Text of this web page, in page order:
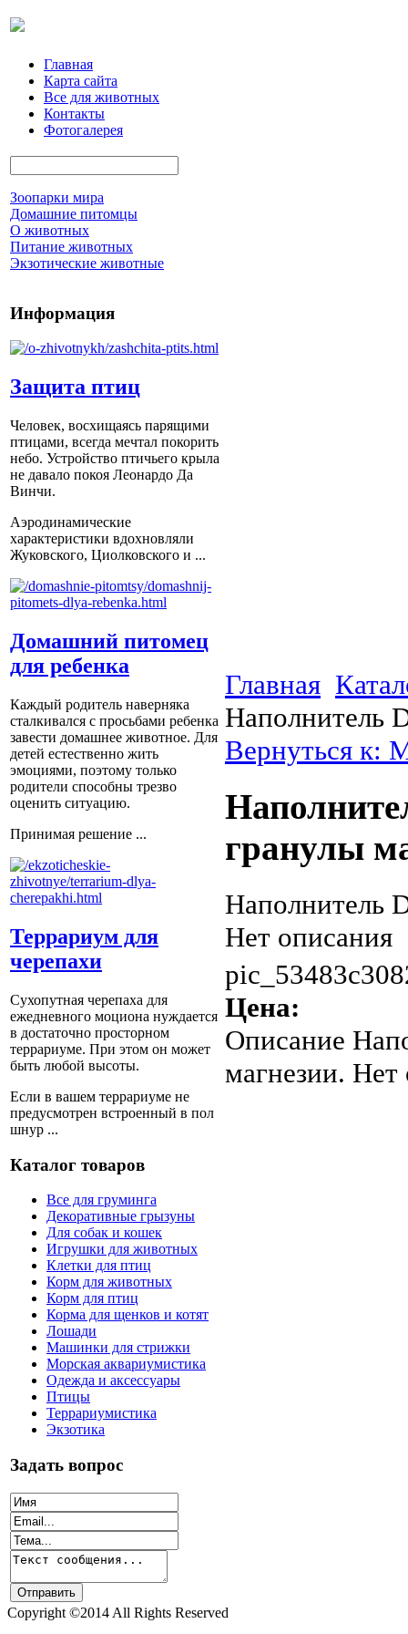
Главная
Карта сайта
Все для животных
Контакты
Фотогалерея
Зоопарки мира
Домашние питомцы
О животных
Питание животных
Экзотические животные
Информация
Защита птиц
Человек, восхищаясь парящими
птицами, всегда мечтал покорить
небо. Устройство птичьего крыла
не давало покоя Леонардо Да
Винчи.
Аэродинамические
характеристики вдохновляли
Жуковского, Циолковского и ...
Домашний питомец
для ребенка
Каждый родитель наверняка
сталкивался с просьбами ребенка
завести домашнее животное. Для
детей естественно жить
эмоциями, поэтому только
родители способны трезво
оценить ситуацию.
Принимая решение ...
Террариум для
черепахи
Сухопутная черепаха для
ежедневного моциона нуждается
в достаточно просторном
террариуме. При этом он может
быть любой высоты.
Если в вашем террариуме не
предусмотрен встроенный в пол
шнур ...
Каталог товаров
Все для груминга
Декоративные грызуны
Для собак и кошек
Игрушки для животных
Клетки для птиц
Корм для животных
Корм для птиц
Корма для щенков и котят
Лошади
Машинки для стрижки
Морская аквариумистика
Одежда и аксессуары
Птицы
Террариумистика
Экзотика
Задать вопрос
Главная
Наполнитель
Вернуться к:
гранулы
Наполнитель
Нет описания
Цена:
Описание
магнезии. Нет
Copyright ©2014 All Rights Reserved